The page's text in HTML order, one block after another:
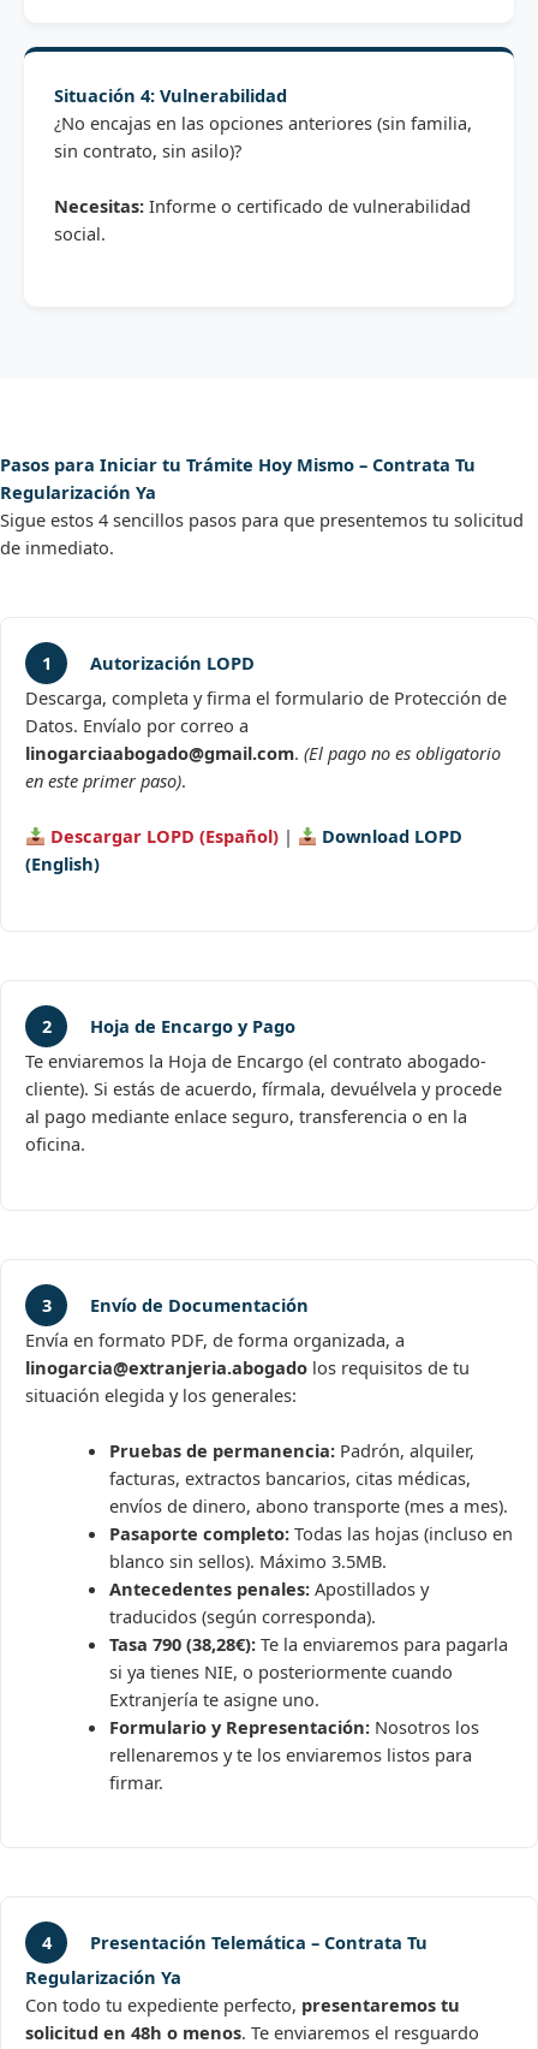
Situación 4: Vulnerabilidad
¿No encajas en las opciones anteriores (sin familia,
sin contrato, sin asilo)?
Necesitas: Informe o certificado de vulnerabilidad
social.
Pasos para Iniciar tu Trámite Hoy Mismo – Contrata Tu
Regularización Ya
Sigue estos 4 sencillos pasos para que presentemos tu solicitud
de inmediato.
1
Autorización LOPD
Descarga, completa y firma el formulario de Protección de
Datos. Envíalo por correo a
linogarciaabogado@gmail.com. (El pago no es obligatorio
en este primer paso).
Descargar LOPD (Español)|
Download LOPD
(English)
2
Hoja de Encargo y Pago
Te enviaremos la Hoja de Encargo (el contrato abogado-
cliente). Si estás de acuerdo, fírmala, devuélvela y procede
al pago mediante enlace seguro, transferencia o en la
oficina.
3
Envío de Documentación
Envía en formato PDF, de forma organizada, a
linogarcia@extranjeria.abogado los requisitos de tu
situación elegida y los generales:
Pruebas de permanencia: Padrón, alquiler,
facturas, extractos bancarios, citas médicas,
envíos de dinero, abono transporte (mes a mes).
Pasaporte completo: Todas las hojas (incluso en
blanco sin sellos). Máximo 3.5MB.
Antecedentes penales: Apostillados y
traducidos (según corresponda).
Tasa 790 (38,28€): Te la enviaremos para pagarla
si ya tienes NIE, o posteriormente cuando
Extranjería te asigne uno.
Formulario y Representación: Nosotros los
rellenaremos y te los enviaremos listos para
firmar.
4
Presentación Telemática – Contrata Tu
Regularización Ya
Con todo tu expediente perfecto, presentaremos tu
solicitud en 48h o menos. Te enviaremos el resguardo